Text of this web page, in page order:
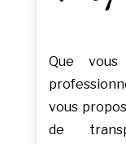
Que
vous
de